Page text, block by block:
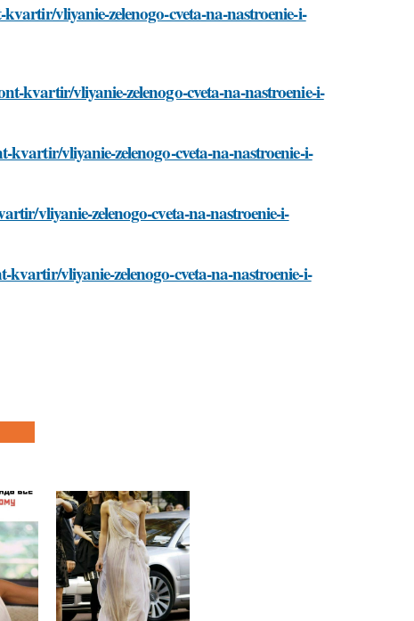
vliyanie-zelenogo-cveta-na-nastroenie-i-
kvartir/vliyanie-zelenogo-cveta-na-nastroenie-i-
vliyanie-zelenogo-cveta-na-nastroenie-i-
vliyanie-zelenogo-cveta-na-nastroenie-i-
vliyanie-zelenogo-cveta-na-nastroenie-i-